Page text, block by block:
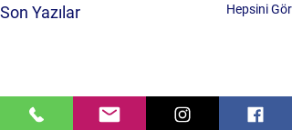
Son Yazılar Hepsini Gör